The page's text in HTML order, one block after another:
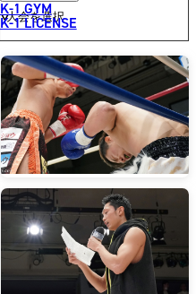
ไทย
العربية
K-1 GYM
K-1 LICENSE